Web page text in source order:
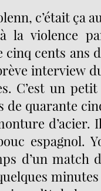
c’était ça
la violence
cents ans
interview
C’est un
de quarante
d’acier.
espagnol.
d’un match